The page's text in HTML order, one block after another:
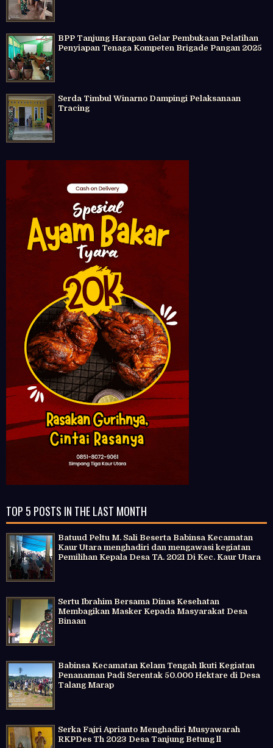
BPP Tanjung Harapan Gelar Pembukaan Pelatihan
Penyiapan Tenaga Kompeten Brigade Pangan 2025
Serda Timbul Winarno Dampingi Pelaksanaan
Tracing
TOP 5 POSTS IN THE LAST MONTH
Batuud Peltu M. Sali Beserta Babinsa Kecamatan
Kaur Utara menghadiri dan mengawasi kegiatan
Pemilihan Kepala Desa TA. 2021 Di Kec. Kaur Utara
Sertu Ibrahim Bersama Dinas Kesehatan
Membagikan Masker Kepada Masyarakat Desa
Binaan
Babinsa Kecamatan Kelam Tengah Ikuti Kegiatan
Penanaman Padi Serentak 50.000 Hektare di Desa
Talang Marap
Serka Fajri Aprianto Menghadiri Musyawarah
RKPDes Th 2023 Desa Tanjung Betung ll